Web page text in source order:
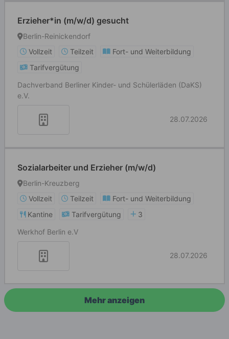
Erzieher*in (m/w/d) gesucht
Berlin-Reinickendorf
Vollzeit
Teilzeit
Fort- und Weiterbildung
Tarifvergütung
Dachverband Berliner Kinder- und Schülerläden (DaKS)
e.V.
28.07.2026
Sozialarbeiter und Erzieher (m/w/d)
Berlin-Kreuzberg
Vollzeit
Teilzeit
Fort- und Weiterbildung
Kantine
Tarifvergütung
3
Werkhof Berlin e.V
28.07.2026
Mehr anzeigen